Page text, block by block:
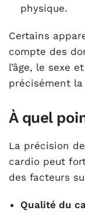
physique.
Certains
compte des
l’âge, le sexe
précisément la
À quel
La précision
cardio peut
des facteurs
Qualité du